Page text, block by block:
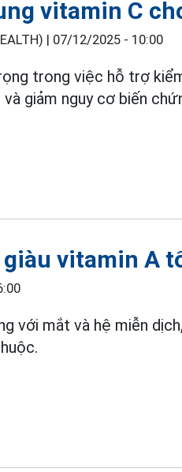
vitamin C
| 07/12/2025 - 10:00
trong việc hỗ trợ
giảm nguy cơ biến
vitamin A
với mắt và hệ miễn